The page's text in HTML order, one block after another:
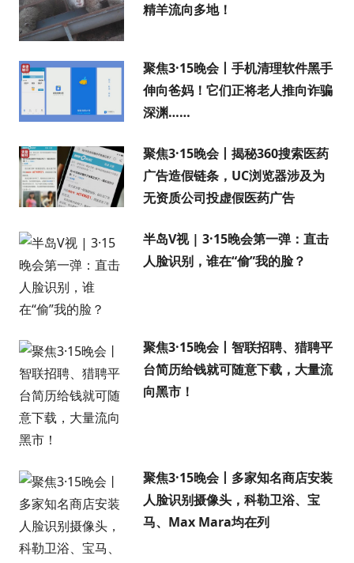
精羊流向多地！
聚焦3·15晚会丨手机清理软件黑手
伸向爸妈！它们正将老人推向诈骗
深渊……
聚焦3·15晚会丨揭秘360搜索医药
广告造假链条，UC浏览器涉及为
无资质公司投虚假医药广告
半岛V视 | 3·15晚会第一弹：直击
人脸识别，谁在“偷”我的脸？
聚焦3·15晚会丨智联招聘、猎聘平
台简历给钱就可随意下载，大量流
向黑市！
聚焦3·15晚会丨多家知名商店安装
人脸识别摄像头，科勒卫浴、宝
马、Max Mara均在列